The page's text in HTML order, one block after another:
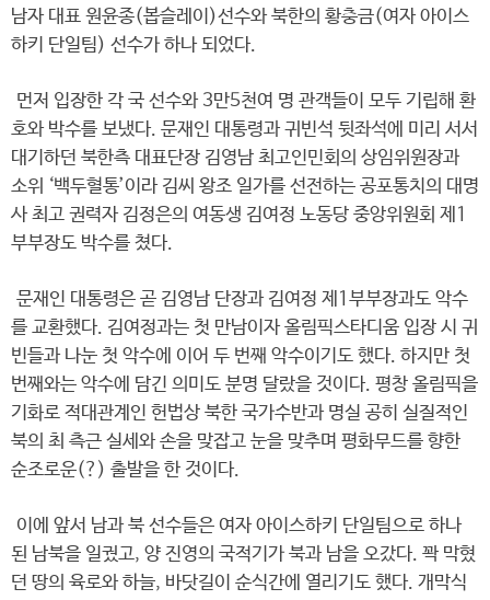
남자 대표 원윤종(봅슬레이)선수와 북한의 황충금(여자 아이스
하키 단일팀) 선수가 하나 되었다.
먼저 입장한 각 국 선수와 3만5천여 명 관객들이 모두 기립해 환
호와 박수를 보냈다. 문재인 대통령과 귀빈석 뒷좌석에 미리 서서
대기하던 북한측 대표단장 김영남 최고인민회의 상임위원장과
소위 ‘백두혈통’이라 김씨 왕조 일가를 선전하는 공포통치의 대명
사 최고 권력자 김정은의 여동생 김여정 노동당 중앙위원회 제1
부부장도 박수를 쳤다.
문재인 대통령은 곧 김영남 단장과 김여정 제1부부장과도 악수
를 교환했다. 김여정과는 첫 만남이자 올림픽스타디움 입장 시 귀
빈들과 나눈 첫 악수에 이어 두 번째 악수이기도 했다. 하지만 첫
번째와는 악수에 담긴 의미도 분명 달랐을 것이다. 평창 올림픽을
기화로 적대관계인 헌법상 북한 국가수반과 명실 공히 실질적인
북의 최 측근 실세와 손을 맞잡고 눈을 맞추며 평화무드를 향한
순조로운(?) 출발을 한 것이다.
이에 앞서 남과 북 선수들은 여자 아이스하키 단일팀으로 하나
된 남북을 일궜고, 양 진영의 국적기가 북과 남을 오갔다. 꽉 막혔
던 땅의 육로와 하늘, 바닷길이 순식간에 열리기도 했다. 개막식